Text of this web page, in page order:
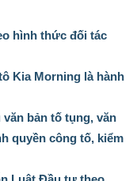
hình thức đối tác
Kia Morning là hành
văn bản tố tụng, văn
quyền công tố, kiểm